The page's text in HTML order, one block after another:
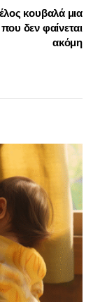
κουβαλά μια
δεν φαίνεται
ακόμη